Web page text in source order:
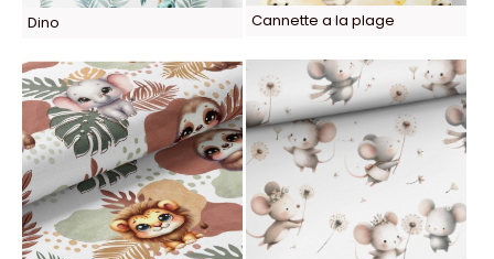
Cannette a la plage
Dino